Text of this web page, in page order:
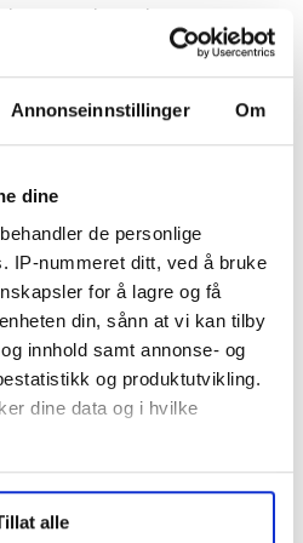
Annonseinnstillinger Om
dine
behandler de personlige
IP-nummeret ditt, ved å bruke
for å lagre og få
din, sånn at vi kan tilby
innhold samt annonse- og
og produktutvikling.
dine data og i hvilke
om hvordan dine personlige
du kan velge hvordan de skal
alle
hatt tett kontakt og
NHO bidro
til Høyre. Denne støtten
samarbeidet
spesielt for Norge?
samarbeid i mange
og åpent samarbeidet er,
samarbeidet
mellom LO og henholdsvis
I Danmark ble
LO og Socialdemokratiet
men det eksisterer fortsatt